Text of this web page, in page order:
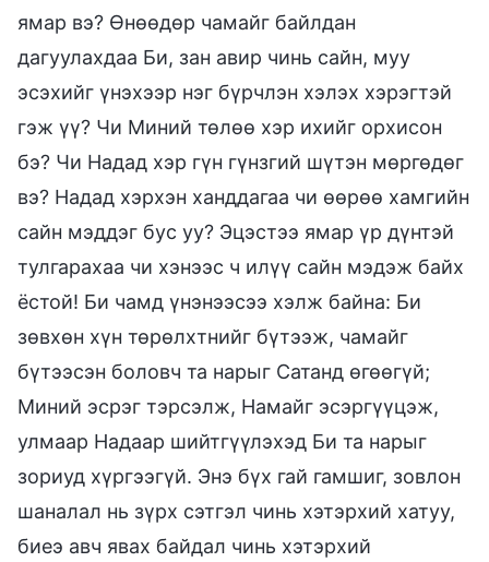
ямар вэ? Өнөөдөр чамайг байлдан
дагуулахдаа Би, зан авир чинь сайн, муу
эсэхийг үнэхээр нэг бүрчлэн хэлэх хэрэгтэй
гэж үү? Чи Миний төлөө хэр ихийг орхисон
бэ? Чи Надад хэр гүн гүнзгий шүтэн мөргөдөг
вэ? Надад хэрхэн ханддагаа чи өөрөө хамгийн
сайн мэддэг бус уу? Эцэстээ ямар үр дүнтэй
тулгарахаа чи хэнээс ч илүү сайн мэдэж байх
ёстой! Би чамд үнэнээсээ хэлж байна: Би
зөвхөн хүн төрөлхтнийг бүтээж, чамайг
бүтээсэн боловч та нарыг Сатанд өгөөгүй;
Миний эсрэг тэрсэлж, Намайг эсэргүүцэж,
улмаар Надаар шийтгүүлэхэд Би та нарыг
зориуд хүргээгүй. Энэ бүх гай гамшиг, зовлон
шаналал нь зүрх сэтгэл чинь хэтэрхий хатуу,
биеэ авч явах байдал чинь хэтэрхий